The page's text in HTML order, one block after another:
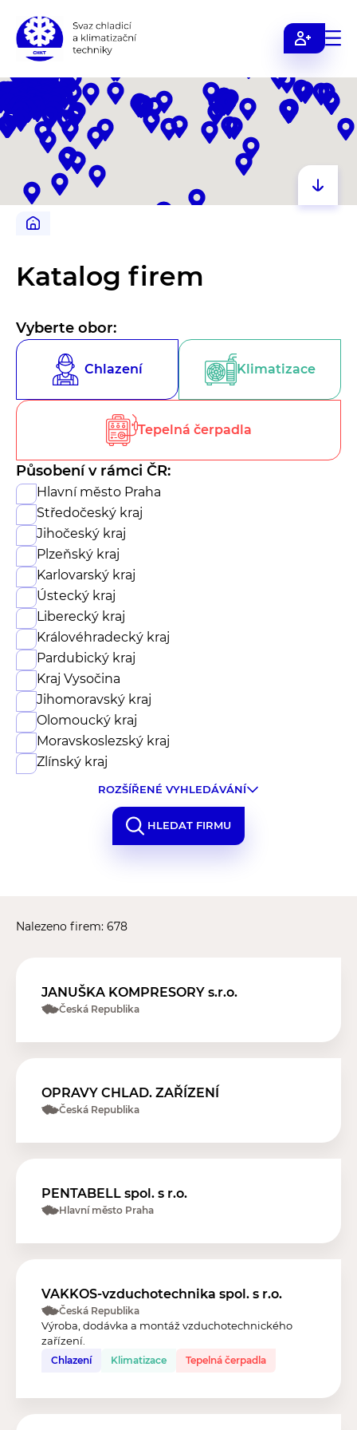
Svaz
chladicí
klimatizační
techniky
Katalog firem
Vyberte obor:
Chlazení Klimatizace
Tepelná čerpadla
Působení v rámci ČR:
Hlavní město Praha
Středočeský kraj
Jihočeský kraj
Plzeňský kraj
Karlovarský kraj
Ústecký kraj
Liberecký kraj
Královéhradecký kraj
Pardubický kraj
Kraj Vysočina
Jihomoravský kraj
Olomoucký kraj
Moravskoslezský kraj
Zlínský kraj
ROZŠÍŘENÉ VYHLEDÁVÁNÍ
HLEDAT FIRMU
Nalezeno firem: 678
JANUŠKA KOMPRESORY s.r.o.
Česká Republika
OPRAVY CHLAD. ZAŘÍZENÍ
Česká Republika
PENTABELL spol. s r.o.
Hlavní město Praha
VAKKOS-vzduchotechnika spol. s r.o.
Česká Republika
Výroba, dodávka a montáž vzduchotechnického
zařízení.
Chlazení Klimatizace Tepelná čerpadla